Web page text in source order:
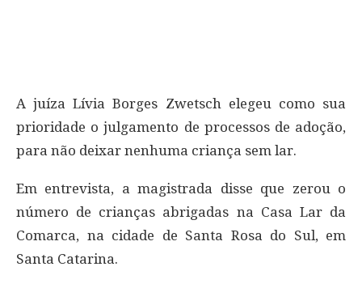
A juíza Lívia Borges Zwetsch elegeu como sua
prioridade o julgamento de processos de adoção,
para não deixar nenhuma criança sem lar.
Em entrevista, a magistrada disse que zerou o
número de crianças abrigadas na Casa Lar da
Comarca, na cidade de Santa Rosa do Sul, em
Santa Catarina.